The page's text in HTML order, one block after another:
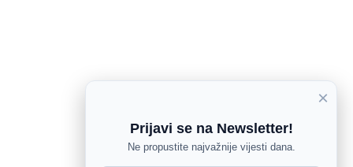
×
Prijavi se na Newsletter!
Ne propustite najvažnije vijesti dana.